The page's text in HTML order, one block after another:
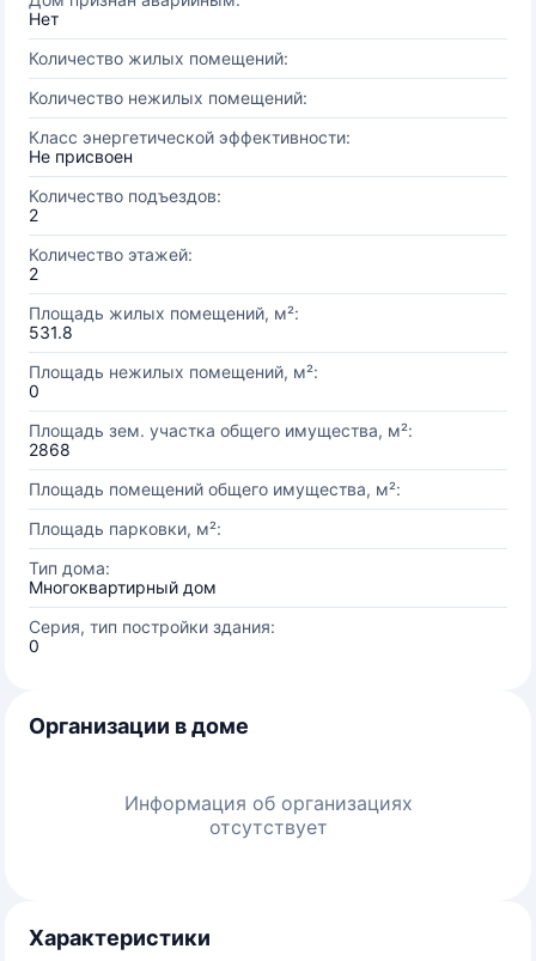
Нет
Количество жилых помещений:
Количество нежилых помещений:
Класс энергетической эффективности:
Не присвоен
Количество подъездов:
2
Количество этажей:
2
Площадь жилых помещений, м²:
531.8
Площадь нежилых помещений, м²:
0
Площадь зем. участка общего имущества, м²:
2868
Площадь помещений общего имущества, м²:
Площадь парковки, м²:
Тип дома:
Многоквартирный дом
Серия, тип постройки здания:
0
Организации в доме
Информация об организациях
отсутствует
Характеристики